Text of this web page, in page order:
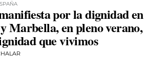
por la dignidad en
Marbella, en pleno verano,
que vivimos